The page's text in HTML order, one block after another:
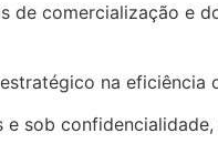
de comercialização e
na eficiência
sob